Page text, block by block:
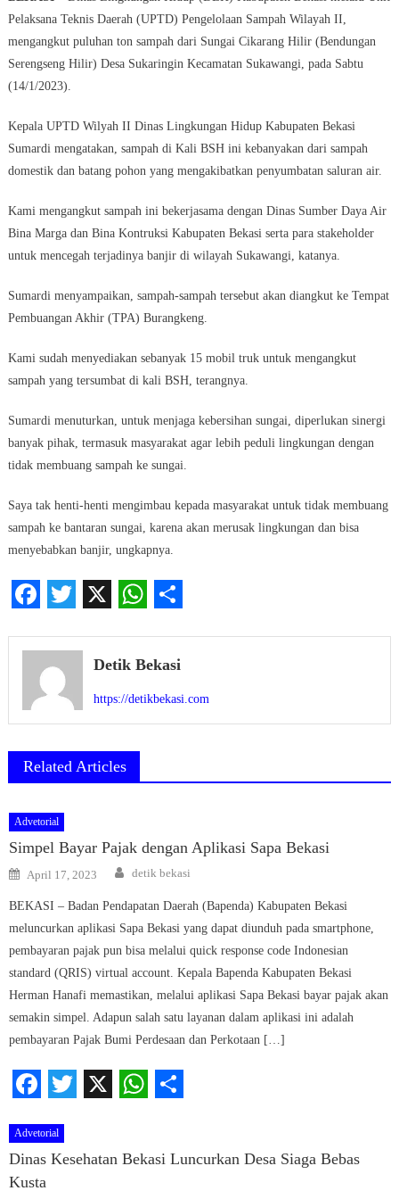
Pelaksana Teknis Daerah (UPTD) Pengelolaan Sampah Wilayah II,
mengangkut puluhan ton sampah dari Sungai Cikarang Hilir (Bendungan
Serengseng Hilir) Desa Sukaringin Kecamatan Sukawangi, pada Sabtu
(14/1/2023).
Kepala UPTD Wilyah II Dinas Lingkungan Hidup Kabupaten Bekasi
Sumardi mengatakan, sampah di Kali BSH ini kebanyakan dari sampah
domestik dan batang pohon yang mengakibatkan penyumbatan saluran air.
Kami mengangkut sampah ini bekerjasama dengan Dinas Sumber Daya Air
Bina Marga dan Bina Kontruksi Kabupaten Bekasi serta para stakeholder
untuk mencegah terjadinya banjir di wilayah Sukawangi, katanya.
Sumardi menyampaikan, sampah-sampah tersebut akan diangkut ke Tempat
Pembuangan Akhir (TPA) Burangkeng.
Kami sudah menyediakan sebanyak 15 mobil truk untuk mengangkut
sampah yang tersumbat di kali BSH, terangnya.
Sumardi menuturkan, untuk menjaga kebersihan sungai, diperlukan sinergi
banyak pihak, termasuk masyarakat agar lebih peduli lingkungan dengan
tidak membuang sampah ke sungai.
Saya tak henti-henti mengimbau kepada masyarakat untuk tidak membuang
sampah ke bantaran sungai, karena akan merusak lingkungan dan bisa
menyebabkan banjir, ungkapnya.
Detik Bekasi
https://detikbekasi.com
Related Articles
Advetorial
Simpel Bayar Pajak dengan Aplikasi Sapa Bekasi
Posted
on
April 17, 2023 Author
detik bekasi
BEKASI – Badan Pendapatan Daerah (Bapenda) Kabupaten Bekasi
meluncurkan aplikasi Sapa Bekasi yang dapat diunduh pada smartphone,
pembayaran pajak pun bisa melalui quick response code Indonesian
standard (QRIS) virtual account. Kepala Bapenda Kabupaten Bekasi
Herman Hanafi memastikan, melalui aplikasi Sapa Bekasi bayar pajak akan
semakin simpel. Adapun salah satu layanan dalam aplikasi ini adalah
pembayaran Pajak Bumi Perdesaan dan Perkotaan […]
Advetorial
Dinas Kesehatan Bekasi Luncurkan Desa Siaga Bebas
Kusta